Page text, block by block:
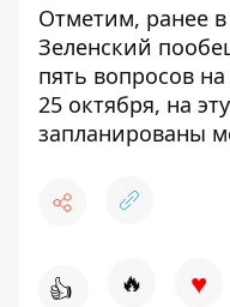
Отметим, ранее
Зеленский
пять вопросов
25 октября, на
запланированы
👍 🔥 ♥